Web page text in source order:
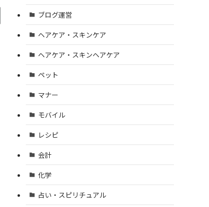
ブログ運営
ヘアケア・スキンケア
ヘアケア・スキンヘアケア
ペット
マナー
モバイル
レシピ
会計
化学
占い・スピリチュアル